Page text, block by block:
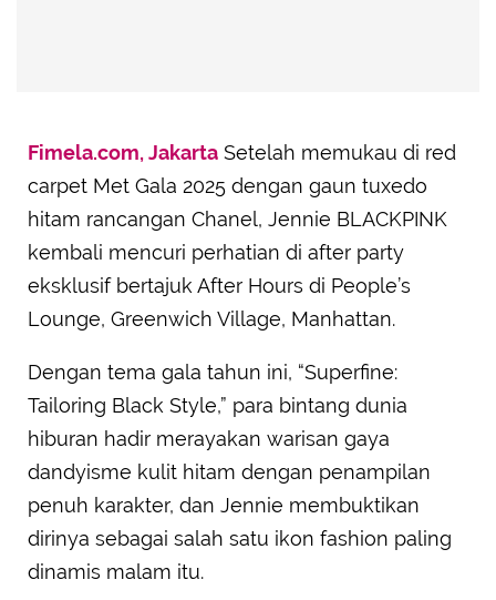
Fimela.com, Jakarta Setelah memukau di red
carpet Met Gala 2025 dengan gaun tuxedo
hitam rancangan Chanel, Jennie BLACKPINK
kembali mencuri perhatian di after party
eksklusif bertajuk After Hours di People’s
Lounge, Greenwich Village, Manhattan.
Dengan tema gala tahun ini, “Superfine:
Tailoring Black Style,” para bintang dunia
hiburan hadir merayakan warisan gaya
dandyisme kulit hitam dengan penampilan
penuh karakter, dan Jennie membuktikan
dirinya sebagai salah satu ikon fashion paling
dinamis malam itu.